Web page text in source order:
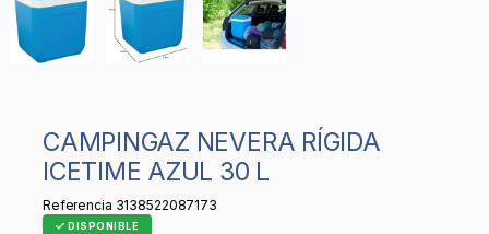
CAMPINGAZ NEVERA RÍGIDA
ICETIME AZUL 30 L
Referencia 3138522087173
DISPONIBLE